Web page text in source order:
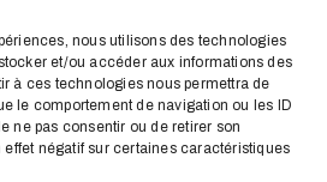
nous utilisons des technologies
et/ou accéder aux informations des
à ces technologies nous permettra de
le comportement de navigation ou les ID
ne pas consentir ou de retirer son
négatif sur certaines caractéristiques